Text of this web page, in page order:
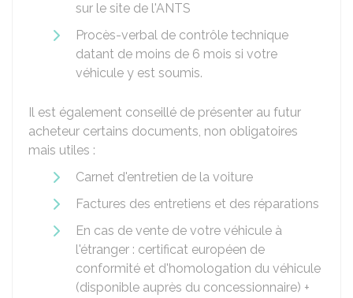
sur le site de l'ANTS
Procès-verbal de contrôle technique
datant de moins de 6 mois si votre
véhicule y est soumis.
Il est également conseillé de présenter au futur
acheteur certains documents, non obligatoires
mais utiles :
Carnet d'entretien de la voiture
Factures des entretiens et des réparations
En cas de vente de votre véhicule à
l'étranger : certificat européen de
conformité et d'homologation du véhicule
(disponible auprès du concessionnaire) +